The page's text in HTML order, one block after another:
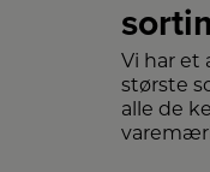
Vi har et
største
alle de